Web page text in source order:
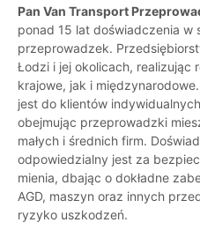
Pan Van Transport
ponad 15 lat doświadczenia w
przeprowadzek.
Łodzi i jej okolicach, realizując
krajowe, jak i
jest do klientów
obejmując przeprowadzki
małych i średnich firm.
odpowiedzialny jest za
mienia, dbając o dokładne
AGD, maszyn oraz innych
ryzyko uszkodzeń.